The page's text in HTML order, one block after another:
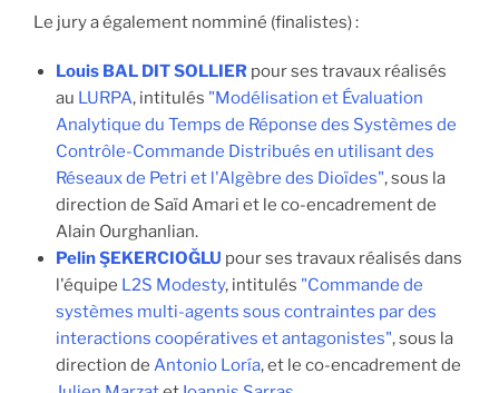
Le jury a également nomminé (finalistes) :
Louis BAL DIT SOLLIER pour ses travaux réalisés
au LURPA, intitulés "Modélisation et Évaluation
Analytique du Temps de Réponse des Systèmes de
Contrôle-Commande Distribués en utilisant des
Réseaux de Petri et l'Algèbre des Dioïdes", sous la
direction de Saïd Amari et le co-encadrement de
Alain Ourghanlian.
Pelin ŞEKERCIOĞLU pour ses travaux réalisés dans
l'équipe L2S Modesty, intitulés "Commande de
systèmes multi-agents sous contraintes par des
interactions coopératives et antagonistes", sous la
direction de Antonio Loría, et le co-encadrement de